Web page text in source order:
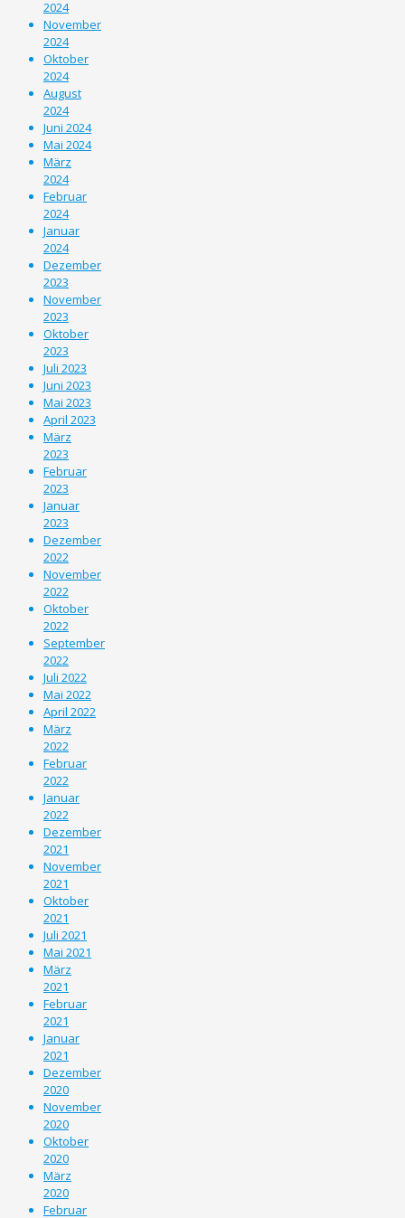
2024
November
2024
Oktober
2024
August
2024
Juni 2024
Mai 2024
März
2024
Februar
2024
Januar
2024
Dezember
2023
November
2023
Oktober
2023
Juli 2023
Juni 2023
Mai 2023
April 2023
März
2023
Februar
2023
Januar
2023
Dezember
2022
November
2022
Oktober
2022
September
2022
Juli 2022
Mai 2022
April 2022
März
2022
Februar
2022
Januar
2022
Dezember
2021
November
2021
Oktober
2021
Juli 2021
Mai 2021
März
2021
Februar
2021
Januar
2021
Dezember
2020
November
2020
Oktober
2020
März
2020
Februar